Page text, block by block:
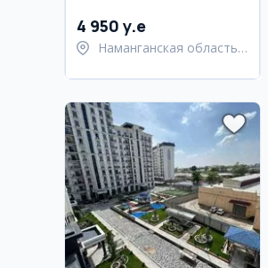
4 950 y.e
Наманганская область,